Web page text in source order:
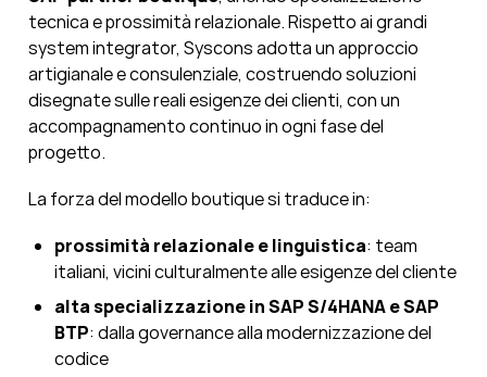
tecnica e prossimità relazionale. Rispetto ai grandi
system integrator, Syscons adotta un approccio
artigianale e consulenziale, costruendo soluzioni
disegnate sulle reali esigenze dei clienti, con un
accompagnamento continuo in ogni fase del
progetto.
La forza del modello boutique si traduce in:
prossimità relazionale e linguistica: team
italiani, vicini culturalmente alle esigenze del cliente
alta specializzazione in SAP S/4HANA e SAP
BTP: dalla governance alla modernizzazione del
codice